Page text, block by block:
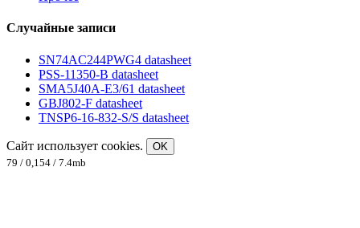
Случайные записи
SN74AC244PWG4 datasheet
PSS-11350-B datasheet
SMA5J40A-E3/61 datasheet
GBJ802-F datasheet
TNSP6-16-832-S/S datasheet
Сайт использует cookies.
OK
79 / 0,154 / 7.4mb